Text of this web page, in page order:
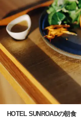
HOTEL SUNROADの朝食